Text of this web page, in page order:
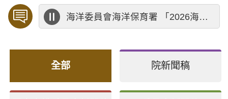
海洋委員會海洋保育署 「2026海洋保育創意短影音競賽」活動
全部 院新聞稿